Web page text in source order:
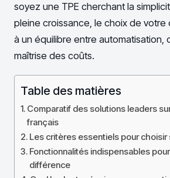
soyez une TPE cherchant la
pleine croissance, le choix de votre
à un équilibre entre automatisation,
maîtrise des coûts.
Table des matières
Comparatif des solutions leaders
français
Les critères essentiels pour choisir
Fonctionnalités indispensables
différence